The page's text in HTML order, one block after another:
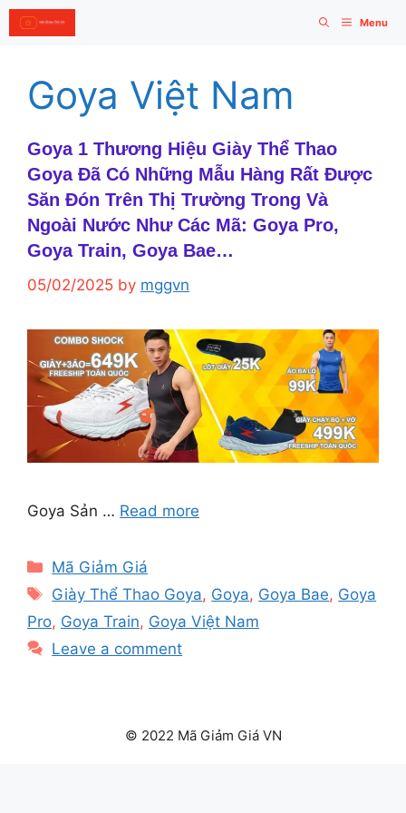
Skip
to
Menu
Goya Việt Nam
Goya 1 Thương Hiệu Giày Thể Thao
Goya Đã Có Những Mẫu Hàng Rất Được
Săn Đón Trên Thị Trường Trong Và
Ngoài Nước Như Các Mã: Goya Pro,
Goya Train, Goya Bae…
05/02/2025 by mggvn
Goya Sản … Read more
Categories
Mã Giảm Giá
Tags
Giày Thể Thao Goya, Goya, Goya Bae, Goya
Pro, Goya Train, Goya Việt Nam
Leave a comment
© 2022 Mã Giảm Giá VN